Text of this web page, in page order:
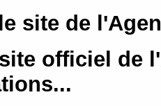
site de
officiel de